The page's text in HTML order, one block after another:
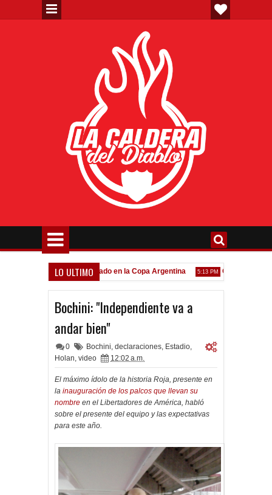
LO ULTIMO
Todo confirmado en la Copa Argentina 5:13 PM Goleada histórica
Bochini: "Independiente va a
andar bien"
0 Bochini, declaraciones, Estadio,
Holan, video 12:02 a.m.
El máximo ídolo de la historia Roja, presente en
la inauguración de los palcos que llevan su
nombre en el Libertadores de América, habló
sobre el presente del equipo y las expectativas
para este año.